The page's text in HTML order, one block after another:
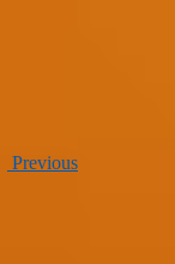
Previous